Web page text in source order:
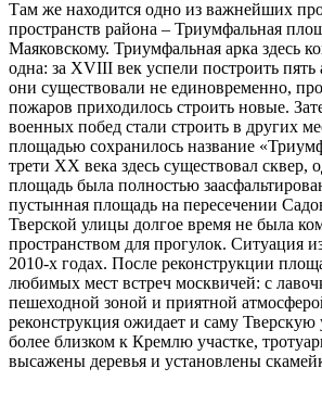
Там же находится одно из важнейших
пространств района – Триумфальная
Маяковскому. Триумфальная арка здесь
одна: за XVIII век успели построить пять
они существовали не единовременно,
пожаров приходилось строить новые.
военных побед стали строить в других
площадью сохранилось название
трети XX века здесь существовал сквер,
площадь была полностью
пустынная площадь на пересечении
Тверской улицы долгое время не была
пространством для прогулок. Ситуация
2010-х годах. После реконструкции
любимых мест встреч москвичей: с
пешеходной зоной и приятной
реконструкция ожидает и саму Тверскую
более близком к Кремлю участке,
высажены деревья и установлены